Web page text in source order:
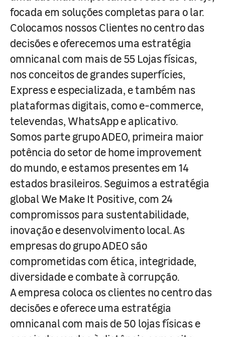
focada em soluções completas para o lar.
Colocamos nossos Clientes no centro das
decisões e oferecemos uma estratégia
omnicanal com mais de 55 Lojas físicas,
nos conceitos de grandes superfícies,
Express e especializada, e também nas
plataformas digitais, como e-commerce,
televendas, WhatsApp e aplicativo.
Somos parte grupo ADEO, primeira maior
potência do setor de home improvement
do mundo, e estamos presentes em 14
estados brasileiros. Seguimos a estratégia
global We Make It Positive, com 24
compromissos para sustentabilidade,
inovação e desenvolvimento local. As
empresas do grupo ADEO são
comprometidas com ética, integridade,
diversidade e combate à corrupção.
A empresa coloca os clientes no centro das
decisões e oferece uma estratégia
omnicanal com mais de 50 lojas físicas e